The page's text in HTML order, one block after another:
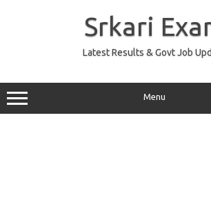
Srkari
Latest Results & Govt Job
Menu